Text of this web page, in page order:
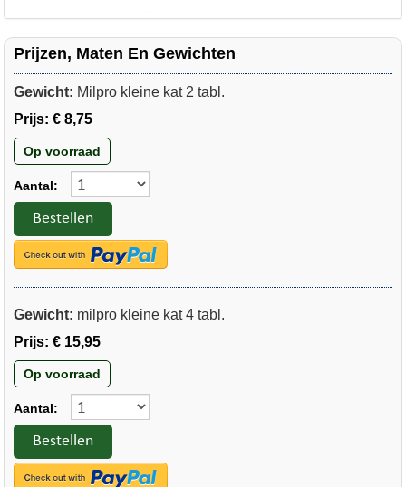
Prijzen, Maten En Gewichten
Gewicht: Milpro kleine kat 2 tabl.
Prijs: € 8,75
Op voorraad
Aantal:
Bestellen
Gewicht: milpro kleine kat 4 tabl.
Prijs: € 15,95
Op voorraad
Aantal:
Bestellen